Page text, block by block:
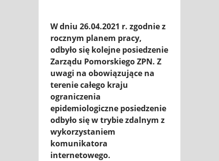
W dniu 26.04.2021 r. zgodnie z
rocznym planem pracy,
odbyło się kolejne posiedzenie
Zarządu Pomorskiego ZPN. Z
uwagi na obowiązujące na
terenie całego kraju
ograniczenia
epidemiologiczne posiedzenie
odbyło się w trybie zdalnym z
wykorzystaniem
komunikatora
internetowego.